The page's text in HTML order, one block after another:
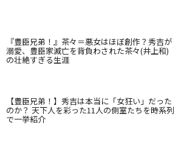
『豊臣兄弟！』茶々＝悪女はほぼ創作？秀吉が
溺愛、豊臣家滅亡を背負わされた茶々(井上和)
の壮絶すぎる生涯
【豊臣兄弟！】秀吉は本当に「女狂い」だった
のか？ 天下人を彩った11人の側室たちを時系列
で一挙紹介